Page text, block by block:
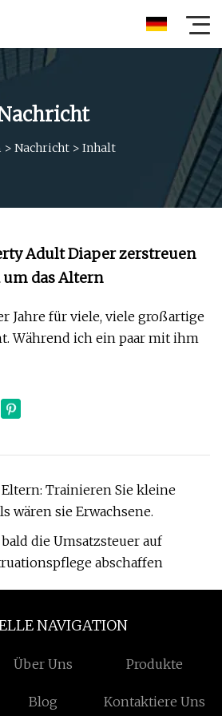
> Nachricht > Inhalt
Adult Diaper zerstreuen
das Altern
Jahre für viele, viele großartige
Während ich ein paar mit ihm
Trainieren Sie kleine
wären sie Erwachsene.
die Umsatzsteuer auf
abschaffen
NAVIGATION
Über Uns Produkte
Blog Kontaktiere Uns